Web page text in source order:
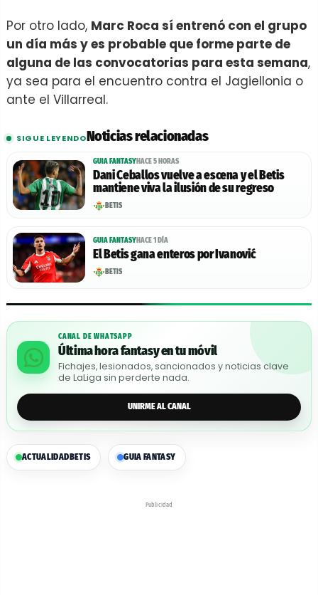
Por otro lado, Marc Roca sí entrenó con el grupo
un día más y es probable que forme parte de
alguna de las convocatorias para esta semana,
ya sea para el encuentro contra el Jagiellonia o
ante el Villarreal.
SIGUE LEYENDONoticias relacionadas
GUIA FANTASYHACE 5 HORAS
Dani Ceballos vuelve a escena y el Betis
mantiene viva la ilusión de su regreso
BETIS
GUIA FANTASYHACE 1 DÍA
El Betis gana enteros por Ivanović
BETIS
CANAL DE WHATSAPP
Última hora fantasy en tu móvil
Fichajes, lesionados, sancionados y noticias clave
de LaLiga sin perderte nada.
UNIRME AL CANAL
ACTUALIDADBETIS GUIA FANTASY
Publicidad